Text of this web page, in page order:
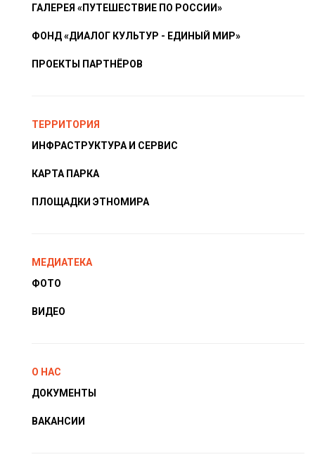
ГАЛЕРЕЯ «ПУТЕШЕСТВИЕ ПО РОССИИ»
ФОНД «ДИАЛОГ КУЛЬТУР - ЕДИНЫЙ МИР»
ПРОЕКТЫ ПАРТНЁРОВ
ТЕРРИТОРИЯ
ИНФРАСТРУКТУРА И СЕРВИС
КАРТА ПАРКА
ПЛОЩАДКИ ЭТНОМИРА
МЕДИАТЕКА
ФОТО
ВИДЕО
О НАС
ДОКУМЕНТЫ
ВАКАНСИИ